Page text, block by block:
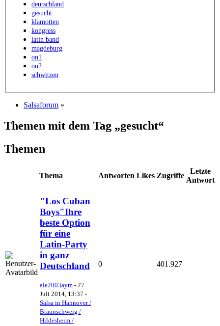
deutschland
gesucht
klamotten
kongress
latin band
magdeburg
on1
on2
schwitzen
Salsaforum »
Themen mit dem Tag „gesucht“
Themen
Thema Antworten Likes Zugriffe
Letzte
Antwort
"Los Cuban
Boys"Ihre
beste Option
für eine
Latin-Party
in ganz
Deutschland
ale2003aym - 27.
Juli 2014, 13:37 -
Salsa in Hannover /
Braunschweig /
Hildesheim /
0 401.927